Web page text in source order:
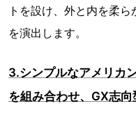
トを設け、外と内を柔
を演出します。
3.シンプルなアメリカ
を組み合わせ、GX志